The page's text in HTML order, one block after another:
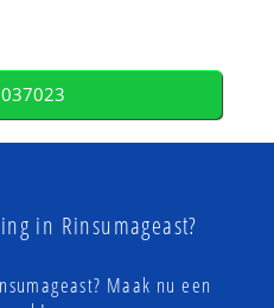
in Rinsumageast?
Maak nu een